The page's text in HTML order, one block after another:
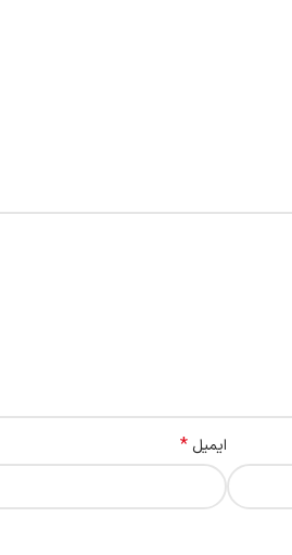
ایمیل *